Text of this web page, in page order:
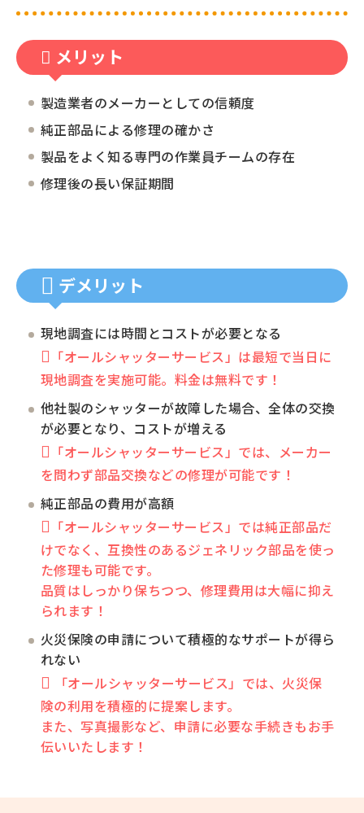
メリット
製造業者のメーカーとしての信頼度
純正部品による修理の確かさ
製品をよく知る専門の作業員チームの存在
修理後の長い保証期間
デメリット
現地調査には時間とコストが必要となる
「オールシャッターサービス」は最短で当日に
現地調査を実施可能。料金は無料です！
他社製のシャッターが故障した場合、全体の交換
が必要となり、コストが増える
「オールシャッターサービス」では、メーカー
を問わず部品交換などの修理が可能です！
純正部品の費用が高額
「オールシャッターサービス」では純正部品だ
けでなく、互換性のあるジェネリック部品を使っ
た修理も可能です。
品質はしっかり保ちつつ、修理費用は大幅に抑え
られます！
火災保険の申請について積極的なサポートが得ら
れない
「オールシャッターサービス」では、火災保
険の利用を積極的に提案します。
また、写真撮影など、申請に必要な手続きもお手
伝いいたします！